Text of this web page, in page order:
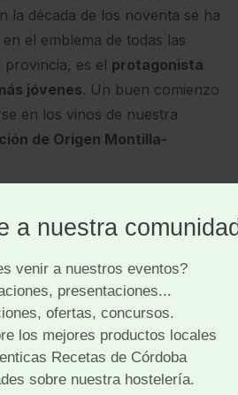
la década de los noventa se ha
el emblema de todas las
provincia, es el protagonista
jóvenes. Un buen comienzo
en los vinos de nuestra
de Origen Montilla-
de un vino de
se ha adicionado mosto
la sensación secante original
uva. También está autorizado el
concentrado, pero es preferible
crianza. El resultado un vino entre